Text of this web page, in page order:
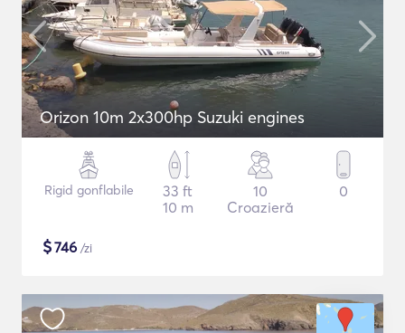
Orizon 10m 2x300hp Suzuki engines
Rigid gonflabile
33 ft
10 m
10
Croazieră
0
$746 /zi